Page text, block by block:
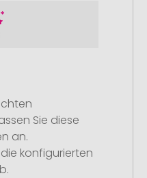
Sie diese
an.
konfigurierten